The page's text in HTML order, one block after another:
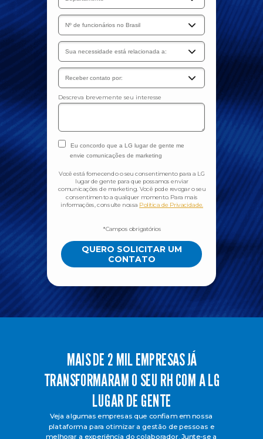
Descreva brevemente seu interesse
Eu concordo que a LG lugar de gente me
envie comunicações de marketing
QUERO SOLICITAR UM
CONTATO
Você está fornecendo o seu consentimento para a LG
lugar de gente para que possamos enviar
comunicações de marketing. Você pode revogar o seu
consentimento a qualquer momento. Para mais
informações, consulte nossa Política de Privacidade.
*Campos obrigatórios
MAIS DE 2 MIL EMPRESAS JÁ
TRANSFORMARAM O SEU RH COM A LG
LUGAR DE GENTE
Veja algumas empresas que confiam em nossa
plataforma para otimizar a gestão de pessoas e
melhorar a experiência do colaborador. Junte-se a